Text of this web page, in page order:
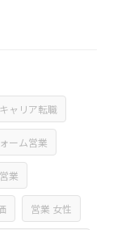
ャリア転職
ーム営業
業
営業 女性